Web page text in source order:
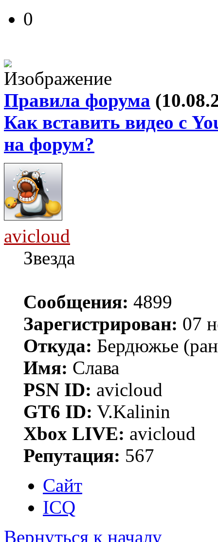
0
Правила форума
Как вставить видео с
на форум?
avicloud
Звезда
Сообщения: 4899
Зарегистрирован: 07
Откуда: Бердюжье
Имя: Слава
PSN ID: avicloud
GT6 ID: V.Kalinin
Xbox LIVE: avicloud
Репутация: 567
Сайт
ICQ
Вернуться к началу